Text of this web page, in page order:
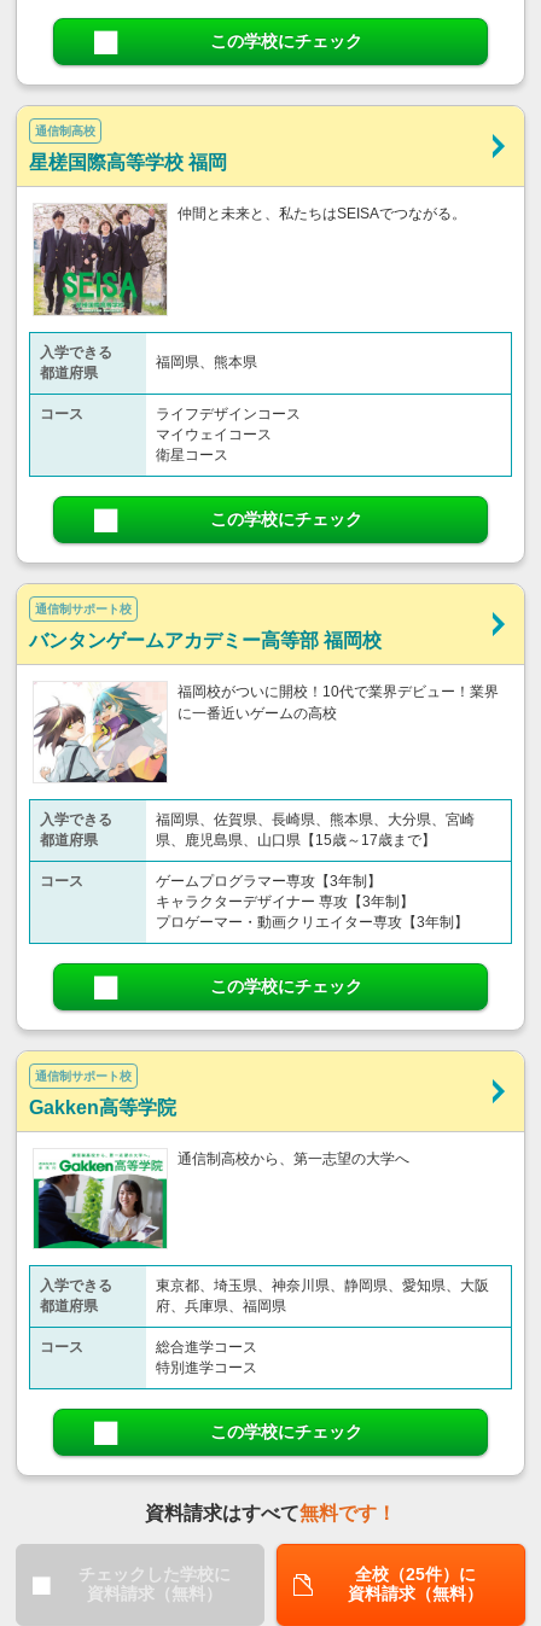
この学校にチェック
通信制高校
星槎国際高等学校 福岡
仲間と未来と、私たちはSEISAでつながる。
入学できる
都道府県
福岡県、熊本県
コース
ライフデザインコース
マイウェイコース
衛星コース
この学校にチェック
通信制サポート校
バンタンゲームアカデミー高等部 福岡校
福岡校がついに開校！10代で業界デビュー！業界
に一番近いゲームの高校
入学できる
都道府県
福岡県、佐賀県、長崎県、熊本県、大分県、宮崎
県、鹿児島県、山口県【15歳～17歳まで】
コース
ゲームプログラマー専攻【3年制】
キャラクターデザイナー 専攻【3年制】
プロゲーマー・動画クリエイター専攻【3年制】
この学校にチェック
通信制サポート校
Gakken高等学院
通信制高校から、第一志望の大学へ
入学できる
都道府県
東京都、埼玉県、神奈川県、静岡県、愛知県、大阪
府、兵庫県、福岡県
コース
総合進学コース
特別進学コース
この学校にチェック
資料請求はすべて無料です！
チェックした学校に
資料請求（無料）
全校（25件）に
資料請求（無料）